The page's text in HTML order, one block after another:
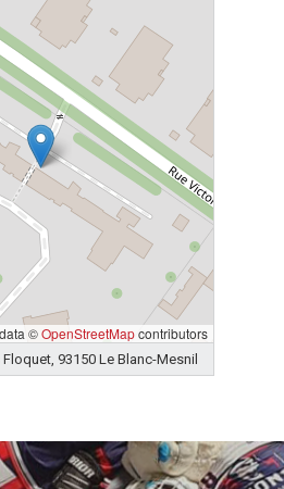
©OpenStreetMapcontributors
93150 Le Blanc-Mesnil